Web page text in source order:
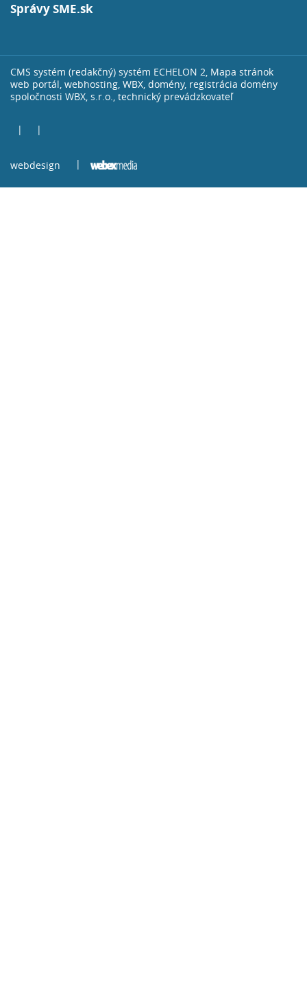
Správy SME.sk
CMS systém (redakčný) systém ECHELON 2, Mapa stránok
web portál, webhosting, WBX, domény, registrácia domény
spoločnosti WBX, s.r.o., technický prevádzkovateľ
webdesign